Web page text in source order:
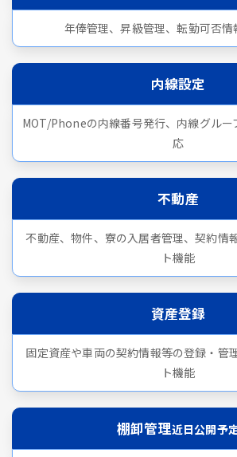
年俸管理、昇級管理、転勤可否情
内線設定
MOT/Phoneの内線番号発行、内線グルー
応
不動産
不動産、物件、寮の入居者管理、契約情
ト機能
資産登録
固定資産や車両の契約情報等の登録・管
ト機能
棚卸管理近日公開予